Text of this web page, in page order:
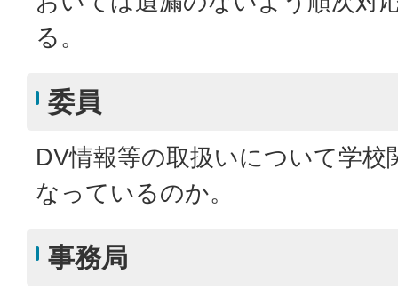
る。
委員
DV情報等の取扱いについて学校
なっているのか。
事務局